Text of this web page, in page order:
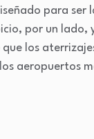
para ser
por un lado,
que los
aeropuertos